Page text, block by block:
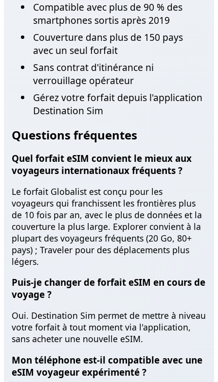
Compatible avec plus de 90 % des
smartphones sortis après 2019
Couverture dans plus de 150 pays
avec un seul forfait
Sans contrat d'itinérance ni
verrouillage opérateur
Gérez votre forfait depuis l'application
Destination Sim
Questions fréquentes
Quel forfait eSIM convient le mieux aux
voyageurs internationaux fréquents ?
Le forfait Globalist est conçu pour les
voyageurs qui franchissent les frontières plus
de 10 fois par an, avec le plus de données et la
couverture la plus large. Explorer convient à la
plupart des voyageurs fréquents (20 Go, 80+
pays) ; Traveler pour des déplacements plus
légers.
Puis-je changer de forfait eSIM en cours de
voyage ?
Oui. Destination Sim permet de mettre à niveau
votre forfait à tout moment via l'application,
sans acheter une nouvelle eSIM.
Mon téléphone est-il compatible avec une
eSIM voyageur expérimenté ?